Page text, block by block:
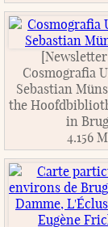
Cosmografia
Sebastian
the
in
4.156